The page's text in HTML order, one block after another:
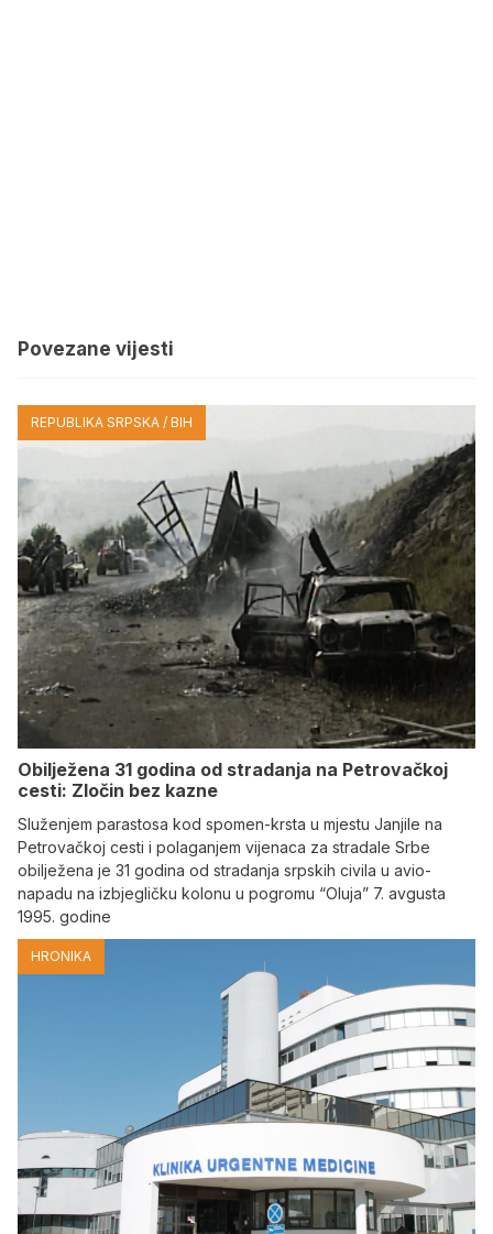
Povezane vijesti
REPUBLIKA SRPSKA / BIH
Obilježena 31 godina od stradanja na Petrovačkoj
cesti: Zločin bez kazne
Služenjem parastosa kod spomen-krsta u mjestu Janjile na
Petrovačkoj cesti i polaganjem vijenaca za stradale Srbe
obilježena je 31 godina od stradanja srpskih civila u avio-
napadu na izbjegličku kolonu u pogromu “Oluja” 7. avgusta
1995. godine
HRONIKA